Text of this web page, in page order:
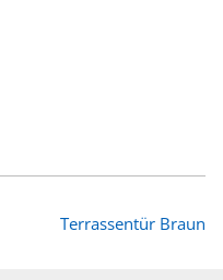
Terrassentür Braun